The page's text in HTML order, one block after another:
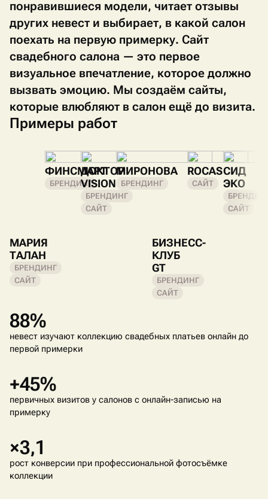
понравившиеся модели, читает отзывы
других невест и выбирает, в какой салон
поехать на первую примерку. Сайт
свадебного салона — это первое
визуальное впечатление, которое должно
вызвать эмоцию. Мы создаём сайты,
которые влюбляют в салон ещё до визита.
Примеры работ
МАРИЯ
ТАЛАН
БРЕНДИНГ
САЙТ
ФИНСМАРТ
БРЕНДИНГ
ДОКТОР
VISION
БРЕНДИНГ
САЙТ
МИРОНОВА
БРЕНДИНГ
БИЗНЕСС-
КЛУБ
GT
БРЕНДИНГ
САЙТ
ROCAS
САЙТ
СИД
ЭКО
САЙТ
88%
невест изучают коллекцию свадебных платьев онлайн до
первой примерки
+45%
первичных визитов у салонов с онлайн-записью на
примерку
×3,1
рост конверсии при профессиональной фотосъёмке
коллекции